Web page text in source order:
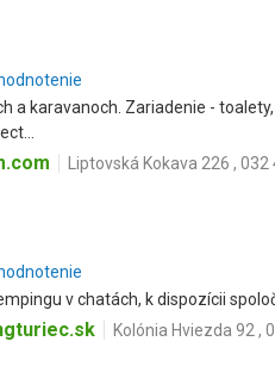
a karavanoch. Zariadenie -
Liptovská Kokava 226 ,
v chatách, k dispozícii
Kolónia Hviezda 92 ,